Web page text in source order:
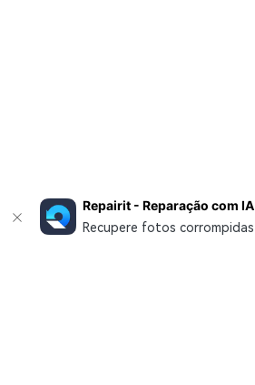
Repairit - Reparação com IA
Recupere fotos corrompidas